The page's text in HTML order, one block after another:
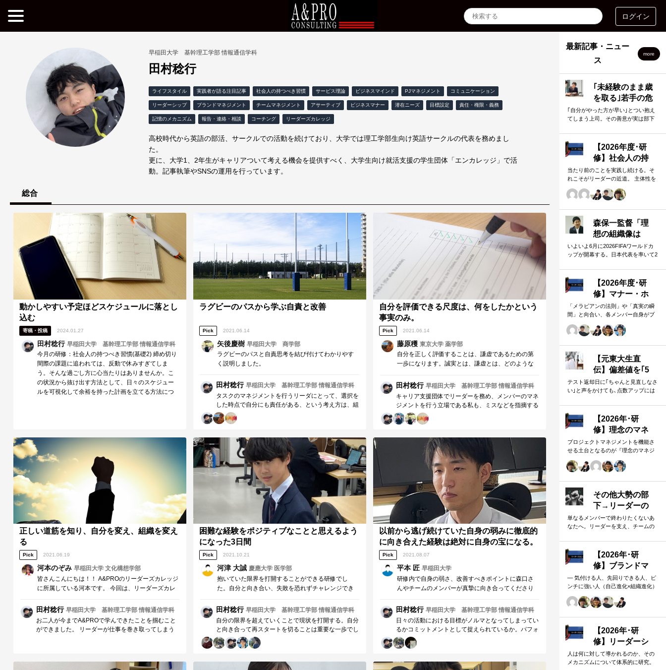
ログイン
早稲田大学 基幹理工学部 情報通信学科
田村稔行
ライフスタイル 実践者が語る注目記事 社会人の持つべき習慣 サービス理論 ビジネスマインド PJマネジメント コミュニケーション
リーダーシップ ブランドマネジメント チームマネジメント アサーティブ ビジネスマナー 潜在ニーズ 目標設定 責任・権限・義務
記憶のメカニズム 報告・連絡・相談 コーチング リーダーズカレッジ
高校時代から英語の部活、サークルでの活動を続けており、大学では理工学部生向け英語サークルの代表を務めまし
た。
更に、大学1、2年生がキャリアついて考える機会を提供すべく、大学生向け就活支援の学生団体「エンカレッジ」で活
動。記事執筆やSNSの運用を行っています。
総合
動かしやすい予定ほどスケジュールに落とし
込む
寄稿・投稿 2024.01.27
田村稔行 早稲田大学 基幹理工学部 情報通信学科
今月の研修：社会人の持つべき習慣(基礎2) 締め切り
間際の課題に追われては、反動で休みすぎてしま
う。そんな過ごし方に心当たりはありませんか。こ
の状況から抜け出す方法として、日々のスケジュー
ルを可視化して余裕を持った計画を立てる方法につ
ラグビーのパスから学ぶ自責と改善
Pick 2021.06.14
矢後慶樹 早稲田大学 商学部
ラグビーのパスと自責思考を結び付けてわかりやす
く説明しました。
田村稔行 早稲田大学 基幹理工学部 情報通信学科
タスクのマネジメントを行うリーダにとって、選択を
した時点で自分にも責任がある、という考え方は、組
織を向上させる姿勢において欠かせないものだと感じ
ました。 また、当時メンバーとして矢後さんのもと
ろんこの視点が必要であるということも加えて感じま
した。 誰もが互いの約束を果たすことに対して誠実
である、そんな組織を目指します。
自分を評価できる尺度は、何をしたかという
事実のみ。
Pick 2021.06.14
藤原穫 東京大学 薬学部
自分を正しく評価することは、謙虚であるための第
一歩になります。誠実とは、謙虚とは、どのような
田村稔行 早稲田大学 基幹理工学部 情報通信学科
キャリア支援団体でリーダーを務め、メンバーのマネ
ジメントを行う立場である私も、ミスなどを指摘する
際に自分はできているかというのは意識せざるを得な
いことです。 とはいえ、これに関して一発逆転の何
ある、という点、リーダーには誰よりも誠実さが求め
られていると改めて感じました。 また、謙虚さは事
実のみによって自分を正しく評価しているかどうかで
あるという点。これは、主観の評価では傲慢にも卑屈
にもなり得ると考えましたし、そしてこれらどちらも
リーダーとしてあるべき姿ではありません。今後、事
実を用いて自分をより正しく評価できるリーダーとな
ることを目指します。
正しい道筋を知り、自分を変え、組織を変え
る
Pick 2021.06.19
河本のぞみ 早稲田大学 文化構想学部
皆さんこんにちは！！ A&PROのリーダーズカレッジ
に所属している河本です。 今回は、リーダーズカレ
たのか、別で所属しているキャリア支援団体の活動
にどのように生かすことができたのかについ…
田村稔行 早稲田大学 基幹理工学部 情報通信学科
お二人が今までA&PROで学んできたことを掴むこと
ができました。 リーダーが仕事を巻き取ってしまう
が、他のメンバーからの意見とも向き合いながら、実
困難な経験をポジティブなことと思えるよう
になった3日間
Pick 2021.10.21
河津 大誠 慶應大学 医学部
抱いていた限界を打開することができる研修でし
た。自分と向き合い、失敗を恐れずチャレンジでき
ることをポジティブに捉えることができるようにな
りました。
田村稔行 早稲田大学 基幹理工学部 情報通信学科
自分の限界を超えていくことで現状を打開する。自分
と向き合って再スタートを切ることは重要な一歩でし
ょう。 その中でも、困難を恐れずチャレンジしてい
けることは河津さんの大きな強みになっていくと感じ
なく、誠実な姿勢が評価される環境を作っていくこと
以前から逃げ続けていた自身の弱みに徹底的
に向き合えた経験は絶対に自身の宝になる。
Pick 2021.08.07
平本 匠 早稲田大学
研修内で自身の弱さ、改善すべきポイントに森口さ
んやチームのメンバーが真摯に向き合ってくださり
りましたが、それらを全て素直に受け入れられたこ
と、そしてその弱さに自分自身が一番真摯に向き合
えたこと。これらによって自身の弱さに対して真剣
に向き合う姿勢を研修後の私は身につけることがで
きました。
田村稔行 早稲田大学 基幹理工学部 情報通信学科
日々の活動における目標がノルマとなってしまってい
るかコミットメントとして捉えられているか。パフォ
ーマンスを発揮するために自分だけでなく周囲のメン
バーに関しても非常に重要な観点だと思います。 目
を達成し自信を積み上げること。平本さんは研修にお
最新記事・ニュー
ス
more
｢未経験のまま歳
を取る｣若手の危
機 放置でも丸
投げでもない､
とができる上司｣
になる方法
｢自分がやった方が早い｣とつい抱え
てしまう上司。その善意が実は部下
かに損ねているかもしれません。
【2026年度･研
修】社会人の持
つべき習慣（基
礎1）
当たり前のことを実践し続ける。そ
れこそがリーダーの近道。 主体性を
要事項を優先する。 この当たり前の
我がこととして取り組むメンバーの
ための研修です。
森保一監督「理
想の組織像は
『ONE
PIECE』」。日
「魂」を武器に
世界へ挑む①
いよいよ6月に2026FIFAワールドカ
ップが開幕する。日本代表を率いて2
就任以来、一貫して「日本人らしく
戦う」…
【2026年度･研
修】マナー・ホ
スピタリティ・
おもてなし
「メラビアンの法則」や「真実の瞬
間」と向合い、各メンバー自身がブ
自覚していきます。 「目配り」「気
ピタリティ」「おもてなし」の違い
について研究。 「マニュアル」「サ
ービス」を理解・実践するのは当
然。 「ホスピタリティ」「おもてな
し」を顧客・メンバーに提供したい
【元東大生直
伝】偏差値を｢5
上げる｣見直しの
コツは？ ｢ミス
意味な作業から
脱却を…カギは
試験"前"
テスト返却日に｢ちゃんと見直しなさ
い｣と声をかけても､点数アップには
レスミスで10点近く失っていますが､
実は｢見…
【2026年･研
修】理念のマネ
ジメント
プロジェクトマネジメントを機能さ
せる土台となるのが『理念のマネジ
のマネジメント」を避け、「理念の
ではなく、説得力ある提案を互いに
尊重する文化を構築したいリーダー
のための研修です。
その他大勢の部
下→リーダーの
右腕になるため
の5つのアクショ
カー・ジャパン
単なるメンバーで終わりたくないあ
なたへ。リーダーを支え、チームの
プ」5つの鉄則を解説します。上司か
ら一目置かれる…【2026年･研
修】ブランドマ
ネジメント（実
践1）
― 気付ける人、先回りできる人、ピ
ンチに強い人（自己進化×組織進化）
経営者、そしてリーダー。A&PR…
【2026年･研
修】リーダーシ
ップパワー理論
（基礎2）
人は何に対して導かれるのか、その
メカニズムについて体系的に研究。